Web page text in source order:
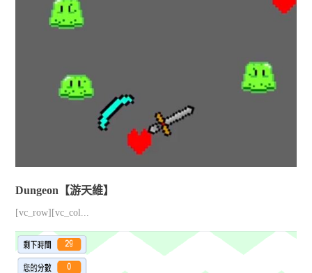
Dungeon【游天維】
[vc_row][vc_col...